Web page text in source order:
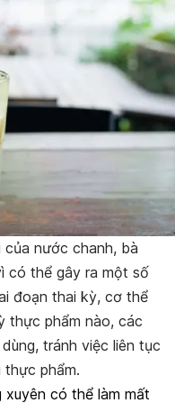
nước chanh, bà
có thể gây ra một số
đoạn thai kỳ, cơ thể
thực phẩm nào, các
tránh việc liên tục
thực phẩm.
có thể làm mất